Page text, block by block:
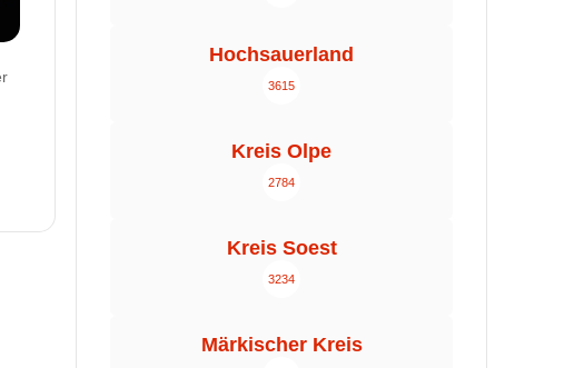
Hochsauerland
3615
Kreis Olpe
2784
Kreis Soest
3234
Märkischer Kreis